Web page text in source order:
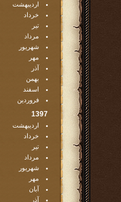
اردیبهشت
خرداد
تیر
مرداد
شهریور
مهر
آذر
بهمن
اسفند
فروردین
1397
اردیبهشت
خرداد
تیر
مرداد
شهریور
مهر
آبان
آذر